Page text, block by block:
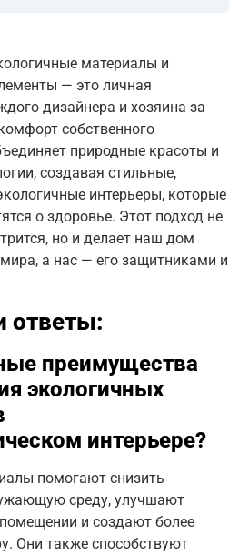
материалы и
— это личная
дизайнера и хозяина за
собственного
природные красоты и
создавая стильные,
интерьеры, которые
о здоровье. Этот подход не
но и делает наш дом
а нас — его защитниками и
ответы:
преимущества
экологичных
интерьере?
помогают снизить
среду, улучшают
и создают более
Они также способствуют